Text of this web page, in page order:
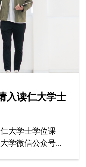
入读仁大学士
大学士学位课
学微信公众号上